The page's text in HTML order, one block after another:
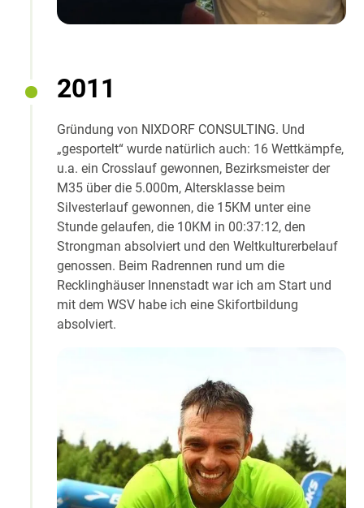
2011
Gründung von NIXDORF CONSULTING. Und
„gesportelt“ wurde natürlich auch: 16 Wettkämpfe,
u.a. ein Crosslauf gewonnen, Bezirksmeister der
M35 über die 5.000m, Altersklasse beim
Silvesterlauf gewonnen, die 15KM unter eine
Stunde gelaufen, die 10KM in 00:37:12, den
Strongman absolviert und den Weltkulturerbelauf
genossen. Beim Radrennen rund um die
Recklinghäuser Innenstadt war ich am Start und
mit dem WSV habe ich eine Skifortbildung
absolviert.